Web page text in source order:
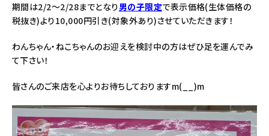
期間は2/2～2/28までとなり男の子限定で表示価格(生体価格の
税抜き)より10,000円引き(対象外あり)させていただきます！
わんちゃん・ねこちゃんのお迎えを検討中の方はぜひ足を運んでみ
て下さい！
皆さんのご来店を心よりお待ちしておりますm(__)m